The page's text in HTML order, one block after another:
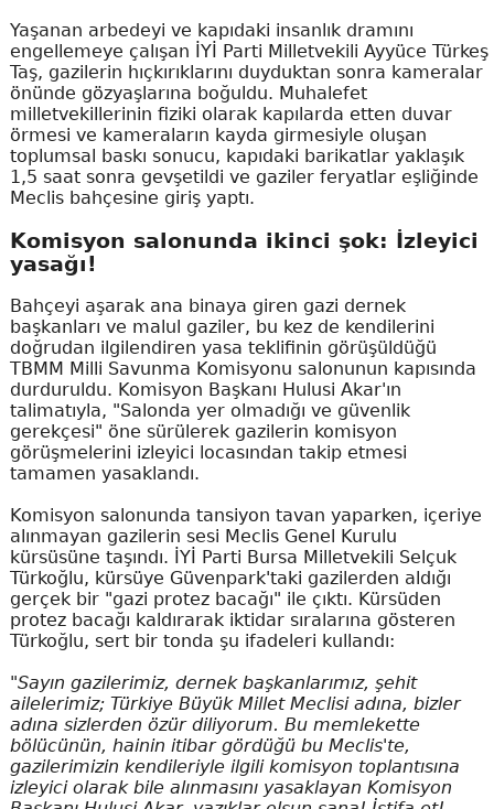
Yaşanan arbedeyi ve kapıdaki insanlık dramını
engellemeye çalışan İYİ Parti Milletvekili Ayyüce Türkeş
Taş, gazilerin hıçkırıklarını duyduktan sonra kameralar
önünde gözyaşlarına boğuldu. Muhalefet
milletvekillerinin fiziki olarak kapılarda etten duvar
örmesi ve kameraların kayda girmesiyle oluşan
toplumsal baskı sonucu, kapıdaki barikatlar yaklaşık
1,5 saat sonra gevşetildi ve gaziler feryatlar eşliğinde
Meclis bahçesine giriş yaptı.
Komisyon salonunda ikinci şok: İzleyici
yasağı!
Bahçeyi aşarak ana binaya giren gazi dernek
başkanları ve malul gaziler, bu kez de kendilerini
doğrudan ilgilendiren yasa teklifinin görüşüldüğü
TBMM Milli Savunma Komisyonu salonunun kapısında
durduruldu. Komisyon Başkanı Hulusi Akar'ın
talimatıyla, "Salonda yer olmadığı ve güvenlik
gerekçesi" öne sürülerek gazilerin komisyon
görüşmelerini izleyici locasından takip etmesi
tamamen yasaklandı.
Komisyon salonunda tansiyon tavan yaparken, içeriye
alınmayan gazilerin sesi Meclis Genel Kurulu
kürsüsüne taşındı. İYİ Parti Bursa Milletvekili Selçuk
Türkoğlu, kürsüye Güvenpark'taki gazilerden aldığı
gerçek bir "gazi protez bacağı" ile çıktı. Kürsüden
protez bacağı kaldırarak iktidar sıralarına gösteren
Türkoğlu, sert bir tonda şu ifadeleri kullandı:
"Sayın gazilerimiz, dernek başkanlarımız, şehit
ailelerimiz; Türkiye Büyük Millet Meclisi adına, bizler
adına sizlerden özür diliyorum. Bu memlekette
bölücünün, hainin itibar gördüğü bu Meclis'te,
gazilerimizin kendileriyle ilgili komisyon toplantısına
izleyici olarak bile alınmasını yasaklayan Komisyon